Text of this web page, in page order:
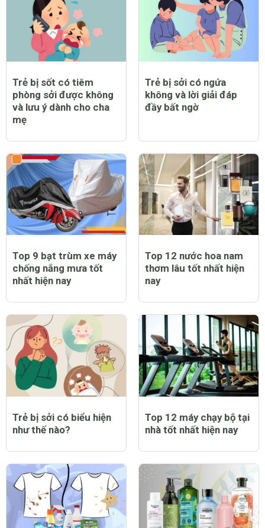
Trẻ bị sốt có tiêm
phòng sởi được không
và lưu ý dành cho cha
mẹ
Trẻ bị sởi có ngứa
không và lời giải đáp
đầy bất ngờ
Top 9 bạt trùm xe máy
chống nắng mưa tốt
nhất hiện nay
Top 12 nước hoa nam
thơm lâu tốt nhất hiện
nay
Trẻ bị sởi có biểu hiện
như thế nào?
Top 12 máy chạy bộ tại
nhà tốt nhất hiện nay